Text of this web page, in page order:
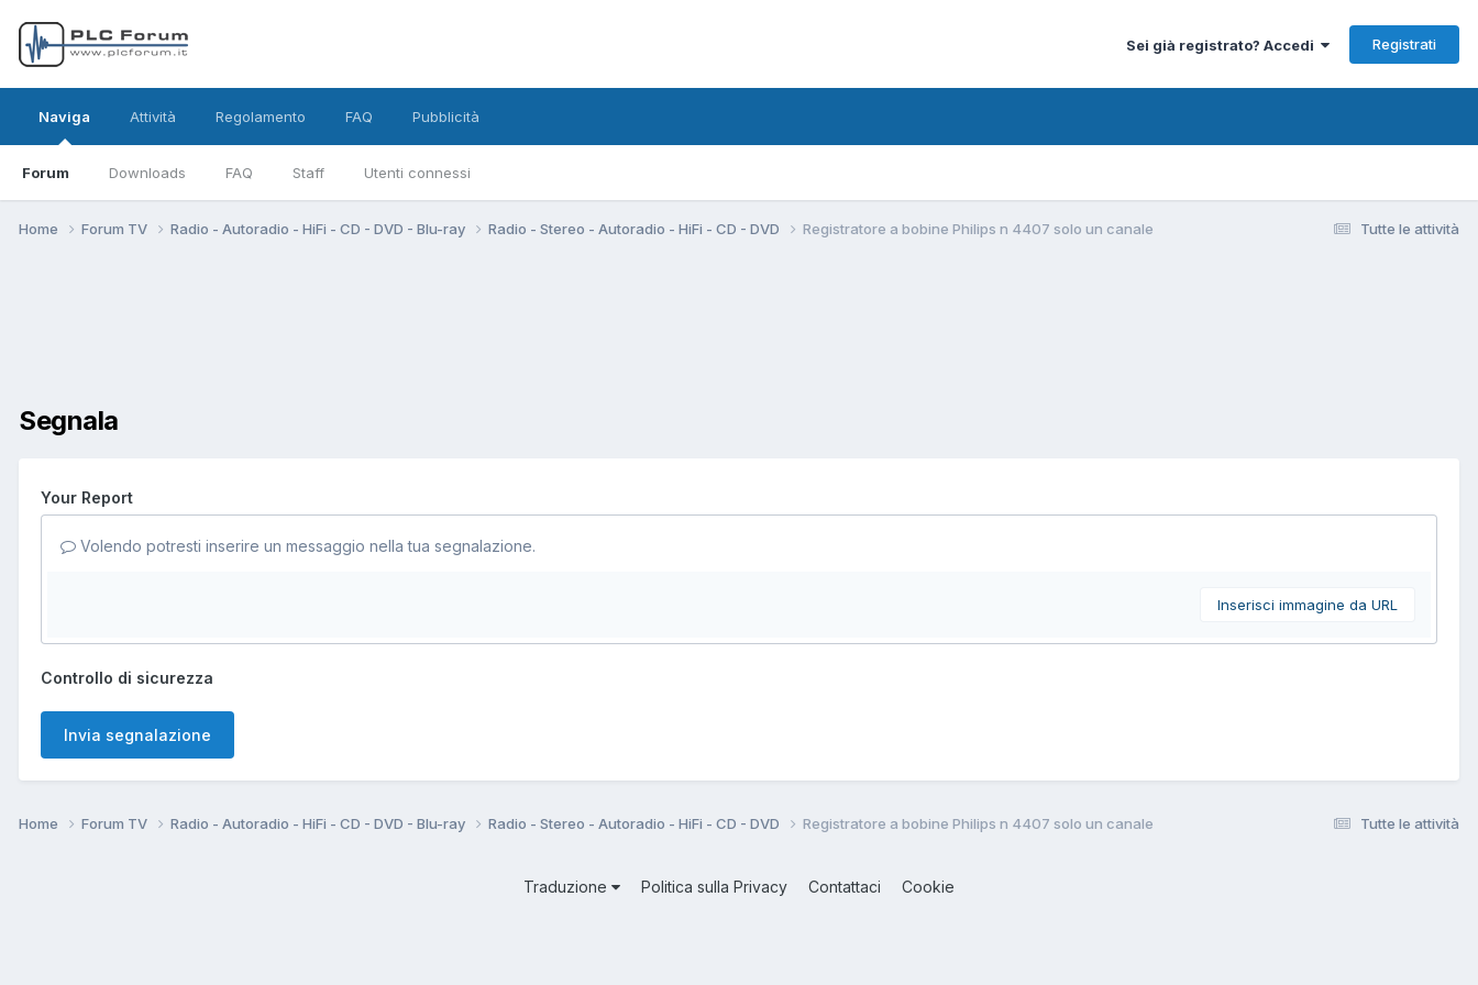
Sei già registrato? Accedi Registrati
Naviga
Forum Downloads FAQ Staff Utenti connessi
Attività Regolamento FAQ Pubblicità
Tutte le attività
Home Forum TV Radio - Autoradio - HiFi - CD - DVD - Blu-ray Radio - Stereo - Autoradio - HiFi - CD - DVD Registratore a bobine Philips n 4407 solo un canale
Segnala
Your Report
Volendo potresti inserire un messaggio nella tua segnalazione.
Inserisci immagine da URL
Controllo di sicurezza
Invia segnalazione
Tutte le attività
Home Forum TV Radio - Autoradio - HiFi - CD - DVD - Blu-ray Radio - Stereo - Autoradio - HiFi - CD - DVD Registratore a bobine Philips n 4407 solo un canale
Traduzione Politica sulla Privacy Contattaci Cookie